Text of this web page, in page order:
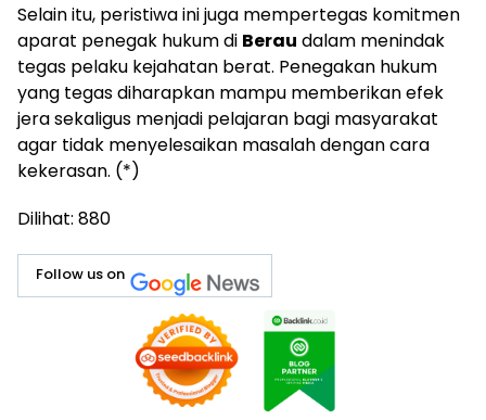
Selain itu, peristiwa ini juga mempertegas komitmen
aparat penegak hukum di Berau dalam menindak
tegas pelaku kejahatan berat. Penegakan hukum
yang tegas diharapkan mampu memberikan efek
jera sekaligus menjadi pelajaran bagi masyarakat
agar tidak menyelesaikan masalah dengan cara
kekerasan. (*)
Dilihat: 880
Follow us on